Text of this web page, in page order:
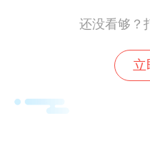
玩水之外，景区也
森林步道中可参与
下瑜伽和八段锦晨
中药温泉与芳香疗
还没看够？
立